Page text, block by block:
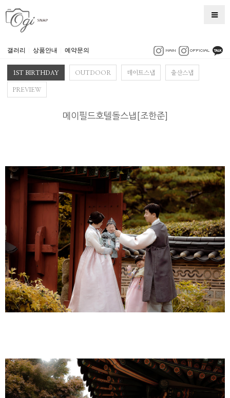
갤러리 상품안내 예약문의
1ST BIRTHDAY OUTDOOR 데이트스냅 출산스냅
PREVIEW
메이필드호텔돌스냅[조한준]